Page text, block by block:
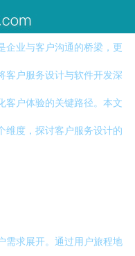
企业与客户沟通的桥梁，更
客户服务设计与软件开发深
客户体验的关键路径。本文
维度，探讨客户服务设计的
需求展开。通过用户旅程地